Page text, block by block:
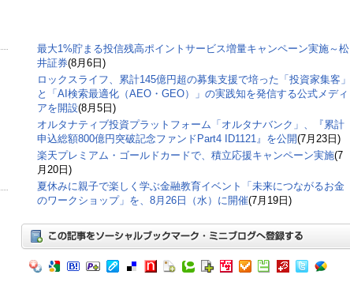
最大1%貯まる投信残高ポイントサービス増量キャンペーン実施～松
井証券(8月6日)
ロックスライフ、累計145億円超の募集支援で培った「投資家集客」
と「AI検索最適化（AEO・GEO）」の実践知を発信する公式メディ
アを開設(8月5日)
オルタナティブ投資プラットフォーム「オルタナバンク」、『累計
申込総額800億円突破記念ファンドPart4 ID1121』を公開(7月23日)
楽天プレミアム・ゴールドカードで、積立応援キャンペーン実施(7
月20日)
夏休みに親子で楽しく学ぶ金融教育イベント「未来につながるお金
のワークショップ」を、8月26日（水）に開催(7月19日)